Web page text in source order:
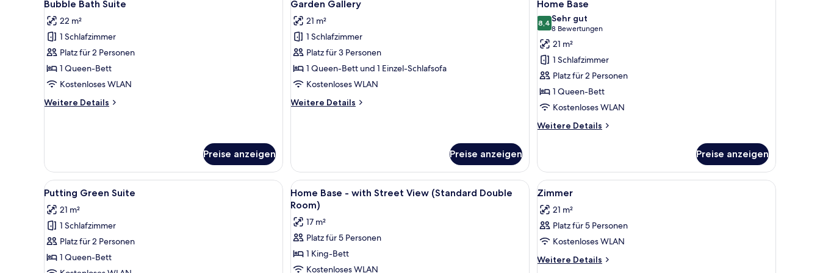
Fotos
für
Bubble
Bath
Suite
anzeigen
Bubble Bath Suite
22 m²
1 Schlafzimmer
Platz für 2 Personen
1 Queen-Bett
Kostenloses WLAN
Weitere Details
Weitere
Preise anzeigen
Fotos
für
Garden
Gallery
anzeigen
Garden Gallery
21 m²
1 Schlafzimmer
Platz für 3 Personen
1 Queen-Bett und 1 Einzel-Schlafsofa
Kostenloses WLAN
Weitere Details
Weitere
Preise anzeigen
Fotos
für
Home
Base
anzeigen
Home Base
8,48,4 von 10
Sehr gut
8 Bewertungen
(8
Bewertungen)
21 m²
1 Schlafzimmer
Platz für 2 Personen
1 Queen-Bett
Kostenloses WLAN
Weitere Details
Weitere
Base
Preise anzeigen
Alle
Fotos
für
Putting
Green
Suite
anzeigen
Ein modernes Hotelzimmer mit einem großen Bett, einem Schreibtisch mit Stuhl, einem kleinen Tisch mit Gläsern und einem durchgegangenen Türspalt sichtbar liegenden Badezimmer.
10
Putting Green Suite
21 m²
1 Schlafzimmer
Platz für 2 Personen
1 Queen-Bett
Alle
Fotos
für
Home
Base
-
with
Zimmersafe, Verdunkelungsvorhänge, Babybetten, kostenloses WLAN
7
Home Base - with Street View (Standard Double
Room)
17 m²
Platz für 5 Personen
1 King-Bett
Kostenloses WLAN
Alle
Fotos
für
Zimmer
anzeigen
Zimmersafe, Verdunkelungsvorhänge,
7
Zimmer
21 m²
Platz für 5 Personen
Kostenloses WLAN
Weitere Details
Weitere